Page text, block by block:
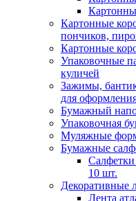
Картонные
пончиков,
Картонные
Упаковочные
куличей
Зажимы,
для
Бумажный
Упаковочная
Муляжные
Бумажные
10 шт.
Декоративные
Лента